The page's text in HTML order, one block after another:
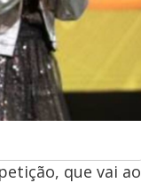
que vai ao